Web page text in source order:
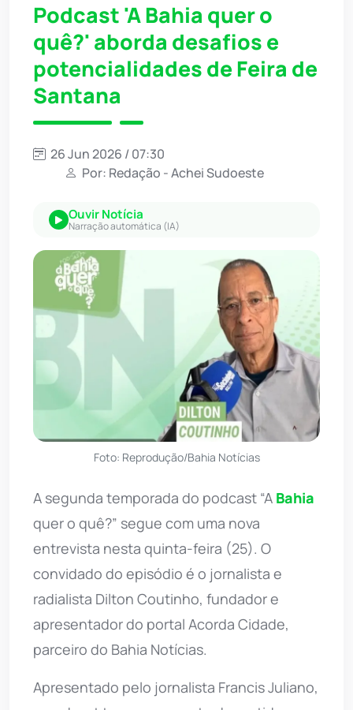
Podcast 'A Bahia quer o
quê?' aborda desafios e
potencialidades de Feira de
Santana
26 Jun 2026 / 07:30
Por: Redação - Achei Sudoeste
Ouvir Notícia
Narração automática (IA)
Foto: Reprodução/Bahia Notícias
A segunda temporada do podcast “A Bahia
quer o quê?” segue com uma nova
entrevista nesta quinta-feira (25). O
convidado do episódio é o jornalista e
radialista Dilton Coutinho, fundador e
apresentador do portal Acorda Cidade,
parceiro do Bahia Notícias.
Apresentado pelo jornalista Francis Juliano,